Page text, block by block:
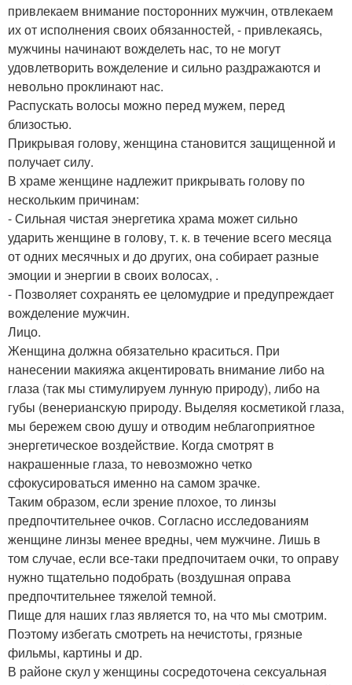
привлекаем внимание посторонних мужчин, отвлекаем
их от исполнения своих обязанностей, - привлекаясь,
мужчины начинают вожделеть нас, то не могут
удовлетворить вожделение и сильно раздражаются и
невольно проклинают нас.
Распускать волосы можно перед мужем, перед
близостью.
Прикрывая голову, женщина становится защищенной и
получает силу.
В храме женщине надлежит прикрывать голову по
нескольким причинам:
- Сильная чистая энергетика храма может сильно
ударить женщине в голову, т. к. в течение всего месяца
от одних месячных и до других, она собирает разные
эмоции и энергии в своих волосах, .
- Позволяет сохранять ее целомудрие и предупреждает
вожделение мужчин.
Лицо.
Женщина должна обязательно краситься. При
нанесении макияжа акцентировать внимание либо на
глаза (так мы стимулируем лунную природу), либо на
губы (венерианскую природу. Выделяя косметикой глаза,
мы бережем свою душу и отводим неблагоприятное
энергетическое воздействие. Когда смотрят в
накрашенные глаза, то невозможно четко
сфокусироваться именно на самом зрачке.
Таким образом, если зрение плохое, то линзы
предпочтительнее очков. Согласно исследованиям
женщине линзы менее вредны, чем мужчине. Лишь в
том случае, если все-таки предпочитаем очки, то оправу
нужно тщательно подобрать (воздушная оправа
предпочтительнее тяжелой темной.
Пище для наших глаз является то, на что мы смотрим.
Поэтому избегать смотреть на нечистоты, грязные
фильмы, картины и др.
В районе скул у женщины сосредоточена сексуальная